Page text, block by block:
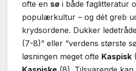
ofte en sø i både faglitteratur
populærkultur – og dét greb
krydsordene. Dukker
(7-8)” eller ”verdens største
løsningen meget ofte Kaspisk